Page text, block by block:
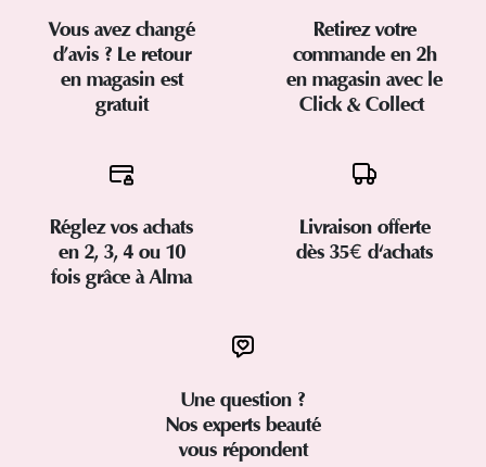
Vous avez changé
d’avis ? Le retour
en magasin est
gratuit
Retirez votre
commande en 2h
en magasin avec le
Click & Collect
Réglez vos achats
en 2, 3, 4 ou 10
fois grâce à Alma
Livraison offerte
dès 35€ d'achats
Une question ?
Nos experts beauté
vous répondent